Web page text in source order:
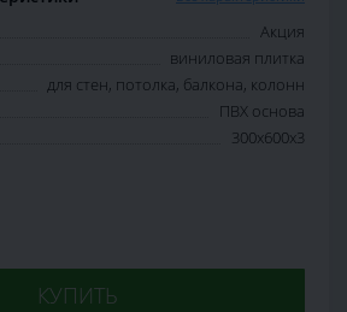
Акция
виниловая плитка
для стен, потолка, балкона, колонн
ПВХ основа
300х600х3
КУПИТЬ